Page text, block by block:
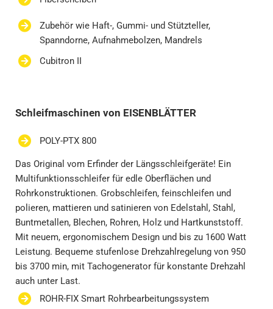
Zubehör wie Haft-, Gummi- und Stützteller,
Spanndorne, Aufnahmebolzen, Mandrels
Cubitron II
Schleifmaschinen von EISENBLÄTTER
POLY-PTX 800
Das Original vom Erfinder der Längsschleifgeräte! Ein
Multifunktionsschleifer für edle Oberflächen und
Rohrkonstruktionen. Grobschleifen, feinschleifen und
polieren, mattieren und satinieren von Edelstahl, Stahl,
Buntmetallen, Blechen, Rohren, Holz und Hartkunststoff.
Mit neuem, ergonomischem Design und bis zu 1600 Watt
Leistung. Bequeme stufenlose Drehzahlregelung von 950
bis 3700 min, mit Tachogenerator für konstante Drehzahl
auch unter Last.
ROHR-FIX Smart Rohrbearbeitungssystem